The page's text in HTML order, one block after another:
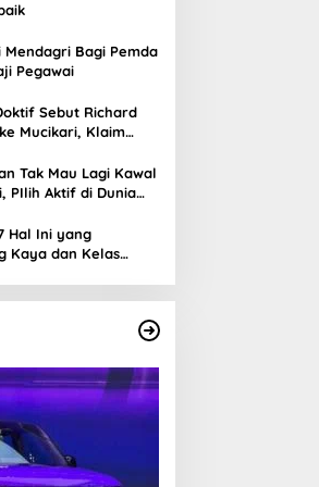
Mendagri Bagi Pemda
Pegawai
Sebut Richard
Mucikari, Klaim
Tak Mau Lagi Kawal
PIlih Aktif di Dunia
Hal Ini yang
Kaya dan Kelas